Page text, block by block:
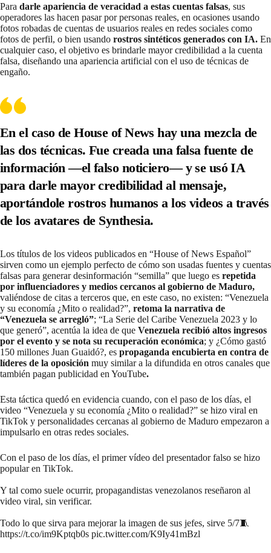
Para darle apariencia de veracidad a estas cuentas falsas, sus
operadores las hacen pasar por personas reales, en ocasiones usando
fotos robadas de cuentas de usuarios reales en redes sociales como
fotos de perfil, o bien usando rostros sintéticos generados con IA. En
cualquier caso, el objetivo es brindarle mayor credibilidad a la cuenta
falsa, diseñando una apariencia artificial con el uso de técnicas de
engaño.
En el caso de House of News hay una mezcla de
las dos técnicas. Fue creada una falsa fuente de
información —el falso noticiero— y se usó IA
para darle mayor credibilidad al mensaje,
aportándolerostros humanosa los videos a través
de los avatares de Synthesia.
Los títulos de los videos publicados en “House of News Español”
sirven como un ejemplo perfecto de cómo son usadas fuentes y cuentas
falsas para generar desinformación “semilla” que luego es repetida
por influenciadores y medios cercanos al gobierno de Maduro,
valiéndose de citas a terceros que, en este caso, no existen: “Venezuela
y su economía ¿Mito o realidad?”, retoma la narrativa de
“Venezuela se arregló”; “La Serie del Caribe Venezuela 2023 y lo
que generó”, acentúa la idea de que Venezuela recibió altos ingresos
por el evento y se nota su recuperación económica; y ¿Cómo gastó
150 millones Juan Guaidó?, es propaganda encubierta en contra de
líderes de la oposición muy similar a la difundida en otros canales que
también pagan publicidad en YouTube.
Esta táctica quedó en evidencia cuando, con el paso de los días, el
video “Venezuela y su economía ¿Mito o realidad?” se hizo viral en
TikTok y personalidades cercanas al gobierno de Maduro empezaron a
impulsarlo en otras redes sociales.
Con el paso de los días, el primer vídeo del presentador falso se hizo
popular en TikTok.
Y tal como suele ocurrir, propagandistas venezolanos reseñaron al
video viral, sin verificar.
Todo lo que sirva para mejorar la imagen de sus jefes, sirve 5/7🧵
https://t.co/im9Kptqb0s pic.twitter.com/K9Iy41mBzl